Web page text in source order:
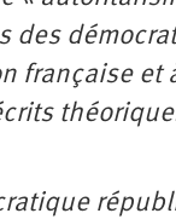
des
française et